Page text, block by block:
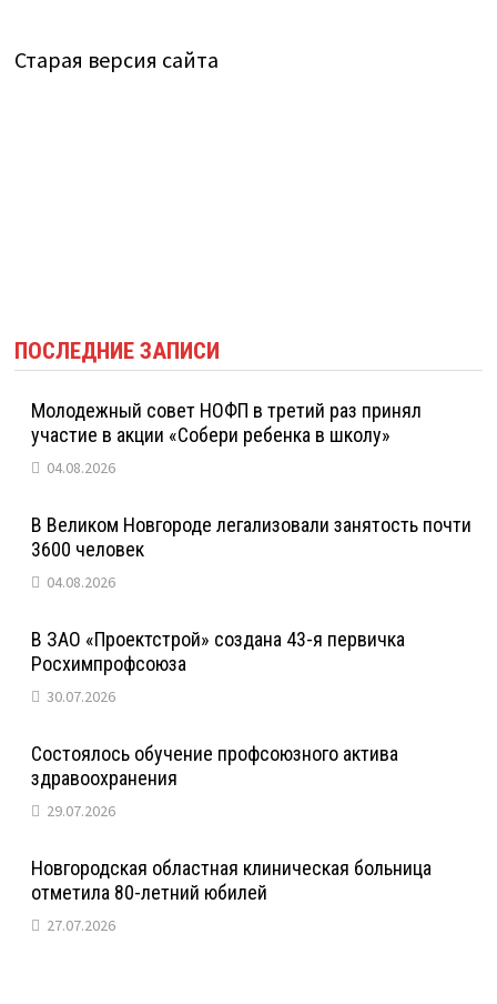
Старая версия сайта
ПОСЛЕДНИЕ ЗАПИСИ
Молодежный совет НОФП в третий раз принял
участие в акции «Собери ребенка в школу»
04.08.2026
В Великом Новгороде легализовали занятость почти
3600 человек
04.08.2026
В ЗАО «Проектстрой» создана 43-я первичка
Росхимпрофсоюза
30.07.2026
Состоялось обучение профсоюзного актива
здравоохранения
29.07.2026
Новгородская областная клиническая больница
отметила 80-летний юбилей
27.07.2026